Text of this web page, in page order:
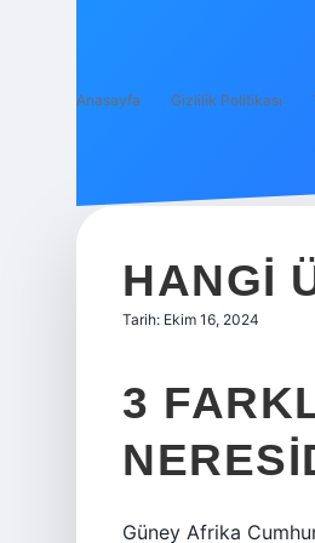
Anasayfa Gizlilik Politikası
HANGI
Tarih: Ekim 16, 2024
3
Güney Afrika